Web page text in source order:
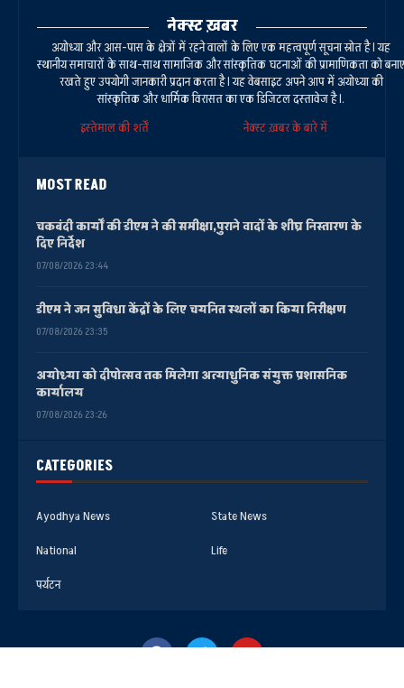
CATEGORIES
Ayodhya News
State News
National
Life
पर्यटन
नेक्स्ट ख़बर
अयोध्या और आस-पास के क्षेत्रों में रहने वालों के लिए एक महत्वपूर्ण सूचना स्रोत है। यह
स्थानीय समाचारों के साथ-साथ सामाजिक और सांस्कृतिक घटनाओं की प्रामाणिकता को बनाए
रखते हुए उपयोगी जानकारी प्रदान करता है। यह वेबसाइट अपने आप में अयोध्या की
सांस्कृतिक और धार्मिक विरासत का एक डिजिटल दस्तावेज है।.
इस्तेमाल की शर्तें
नेक्स्ट ख़बर के बारे में
MOST READ
चकबंदी कार्यों की डीएम ने की समीक्षा,पुराने वादों के शीघ्र निस्तारण के
दिए निर्देश
07/08/2026 23:44
डीएम ने जन सुविधा केंद्रों के लिए चयनित स्थलों का किया निरीक्षण
07/08/2026 23:35
अयोध्या को दीपोत्सव तक मिलेगा अत्याधुनिक संयुक्त प्रशासनिक
कार्यालय
07/08/2026 23:26